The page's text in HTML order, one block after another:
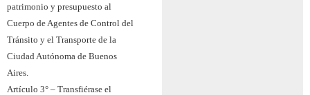
patrimonio y presupuesto al
Cuerpo de Agentes de Control del
Tránsito y el Transporte de la
Ciudad Autónoma de Buenos
Aires.
Artículo 3° – Transfiérase el